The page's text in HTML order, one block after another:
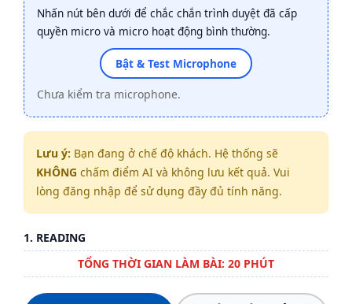
Nhấn nút bên dưới để chắc chắn trình duyệt đã cấp
quyền micro và micro hoạt động bình thường.
Bật & Test Microphone
Chưa kiểm tra microphone.
Lưu ý: Bạn đang ở chế độ khách. Hệ thống sẽ
KHÔNG chấm điểm AI và không lưu kết quả. Vui
lòng đăng nhập để sử dụng đầy đủ tính năng.
1. READING
TỔNG THỜI GIAN LÀM BÀI: 20 PHÚT